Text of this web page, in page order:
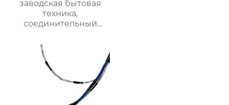
заводская бытовая
техника,
соединительный
управления